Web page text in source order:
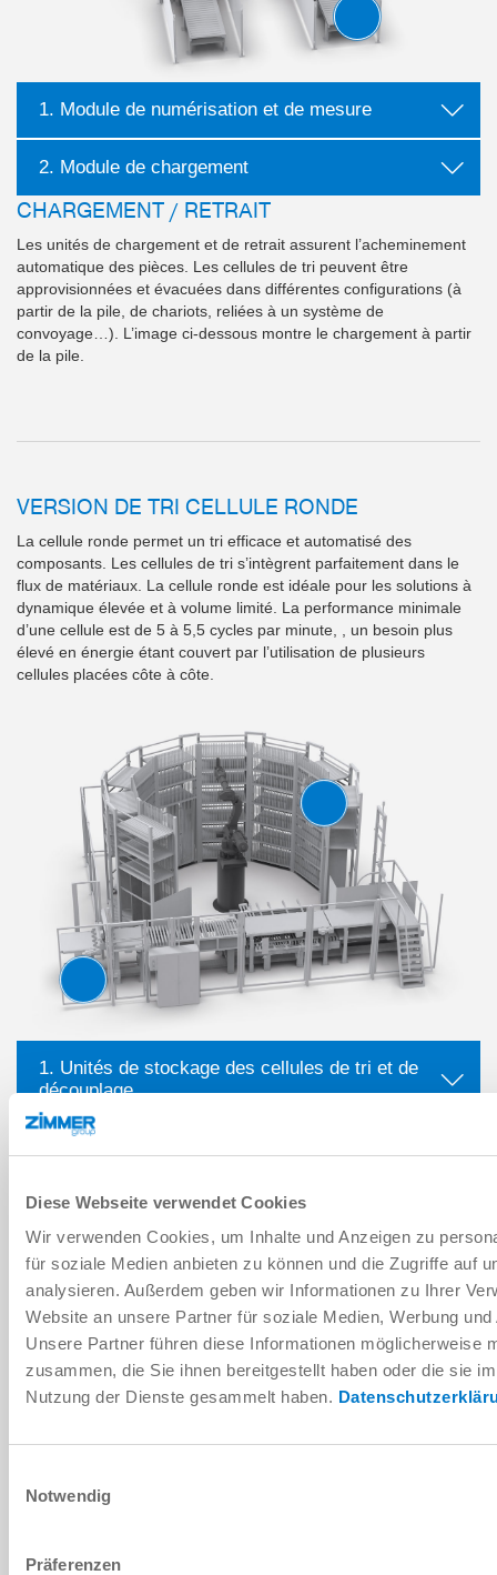
Diese Webseite verwendet Cookies
Wir verwenden Cookies, um Inhalte und Anzeigen zu
für soziale Medien anbieten zu können und die Zugriffe auf
analysieren. Außerdem geben wir Informationen zu Ihrer
Website an unsere Partner für soziale Medien, Werbung
Unsere Partner führen diese Informationen möglicherweise
zusammen, die Sie ihnen bereitgestellt haben oder die sie
Nutzung der Dienste gesammelt haben.
Notwendig
Präferenzen
1. Module de numérisation et de mesure
2. Module de chargement
CHARGEMENT / RETRAIT
Les unités de chargement et de retrait assurent l’acheminement
automatique des pièces. Les cellules de tri peuvent être
approvisionnées et évacuées dans différentes configurations (à
partir de la pile, de chariots, reliées à un système de
convoyage…). L’image ci-dessous montre le chargement à partir
de la pile.
VERSION DE TRI CELLULE RONDE
La cellule ronde permet un tri efficace et automatisé des
composants. Les cellules de tri s’intègrent parfaitement dans le
flux de matériaux. La cellule ronde est idéale pour les solutions à
dynamique élevée et à volume limité. La performance minimale
d’une cellule est de 5 à 5,5 cycles par minute, , un besoin plus
élevé en énergie étant couvert par l’utilisation de plusieurs
cellules placées côte à côte.
1. Unités de stockage des cellules de tri et de
découplage